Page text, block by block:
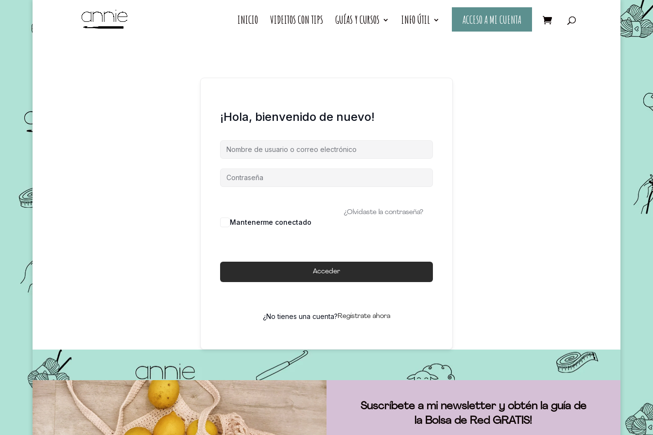
INICIO VIDEITOS CON TIPS GUÍAS Y CURSOS INFO ÚTIL ACCESO A MI CUENTA
¡Hola, bienvenido de nuevo!
Mantenerme conectado
¿Olvidaste la contraseña?
Acceder
¿No tienes una cuenta?Regístrate ahora
Suscríbete a mi newsletter y obtén la guía de
la Bolsa de Red GRATIS!